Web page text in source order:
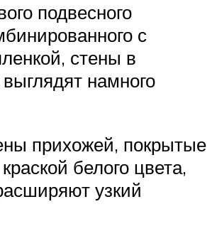
подвесного
с
стены в
намного
прихожей, покрытые
белого цвета,
узкий